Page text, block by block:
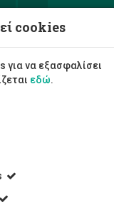
- για
cookies
για να εξασφαλίσει
εδώ.